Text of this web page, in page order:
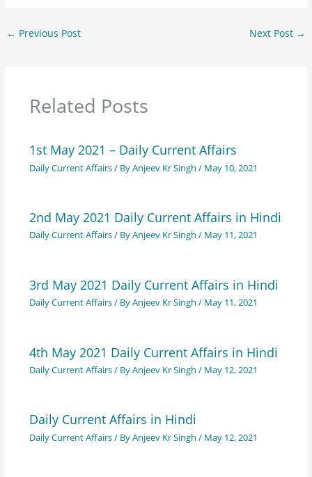
← Previous Post Next Post →
Related Posts
1st May 2021 – Daily Current Affairs
Daily Current Affairs/ ByAnjeev Kr Singh / May 10, 2021
2nd May 2021 Daily Current Affairs in Hindi
Daily Current Affairs/ ByAnjeev Kr Singh / May 11, 2021
3rd May 2021 Daily Current Affairs in Hindi
Daily Current Affairs/ ByAnjeev Kr Singh / May 11, 2021
4th May 2021 Daily Current Affairs in Hindi
Daily Current Affairs/ ByAnjeev Kr Singh / May 12, 2021
Daily Current Affairs in Hindi
Daily Current Affairs/ ByAnjeev Kr Singh / May 12, 2021